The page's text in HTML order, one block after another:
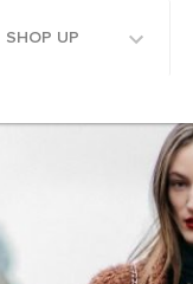
SHOP UP